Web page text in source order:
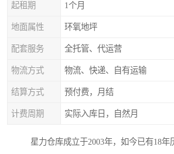
起租期 1个月
地面属性 环氧地坪
配套服务 全托管、代运营
物流方式 物流、快递、自有运输
结算方式 预付费，月结
计费周期 实际入库日，自然月
星力仓库成立于2003年，如今已有18年